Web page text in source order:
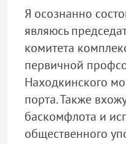
Я осознанно
являюсь
комитета
первичной
Находкинского
порта. Также
баскомфлота и
общественного